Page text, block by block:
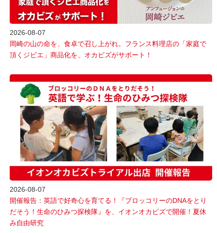
2026-08-07
岡崎の山の命を、食卓で召し上がれ。フランス料理店の「家庭で
頂くジビエ」商品化を、オカビズがサポート！
2026-08-07
開催報告：英語で好奇心を育てる！『ブロッコリーのDNAをとり
だそう！生命のひみつ探検隊』を、イオンオカビズで開催！夏休
み自由研究